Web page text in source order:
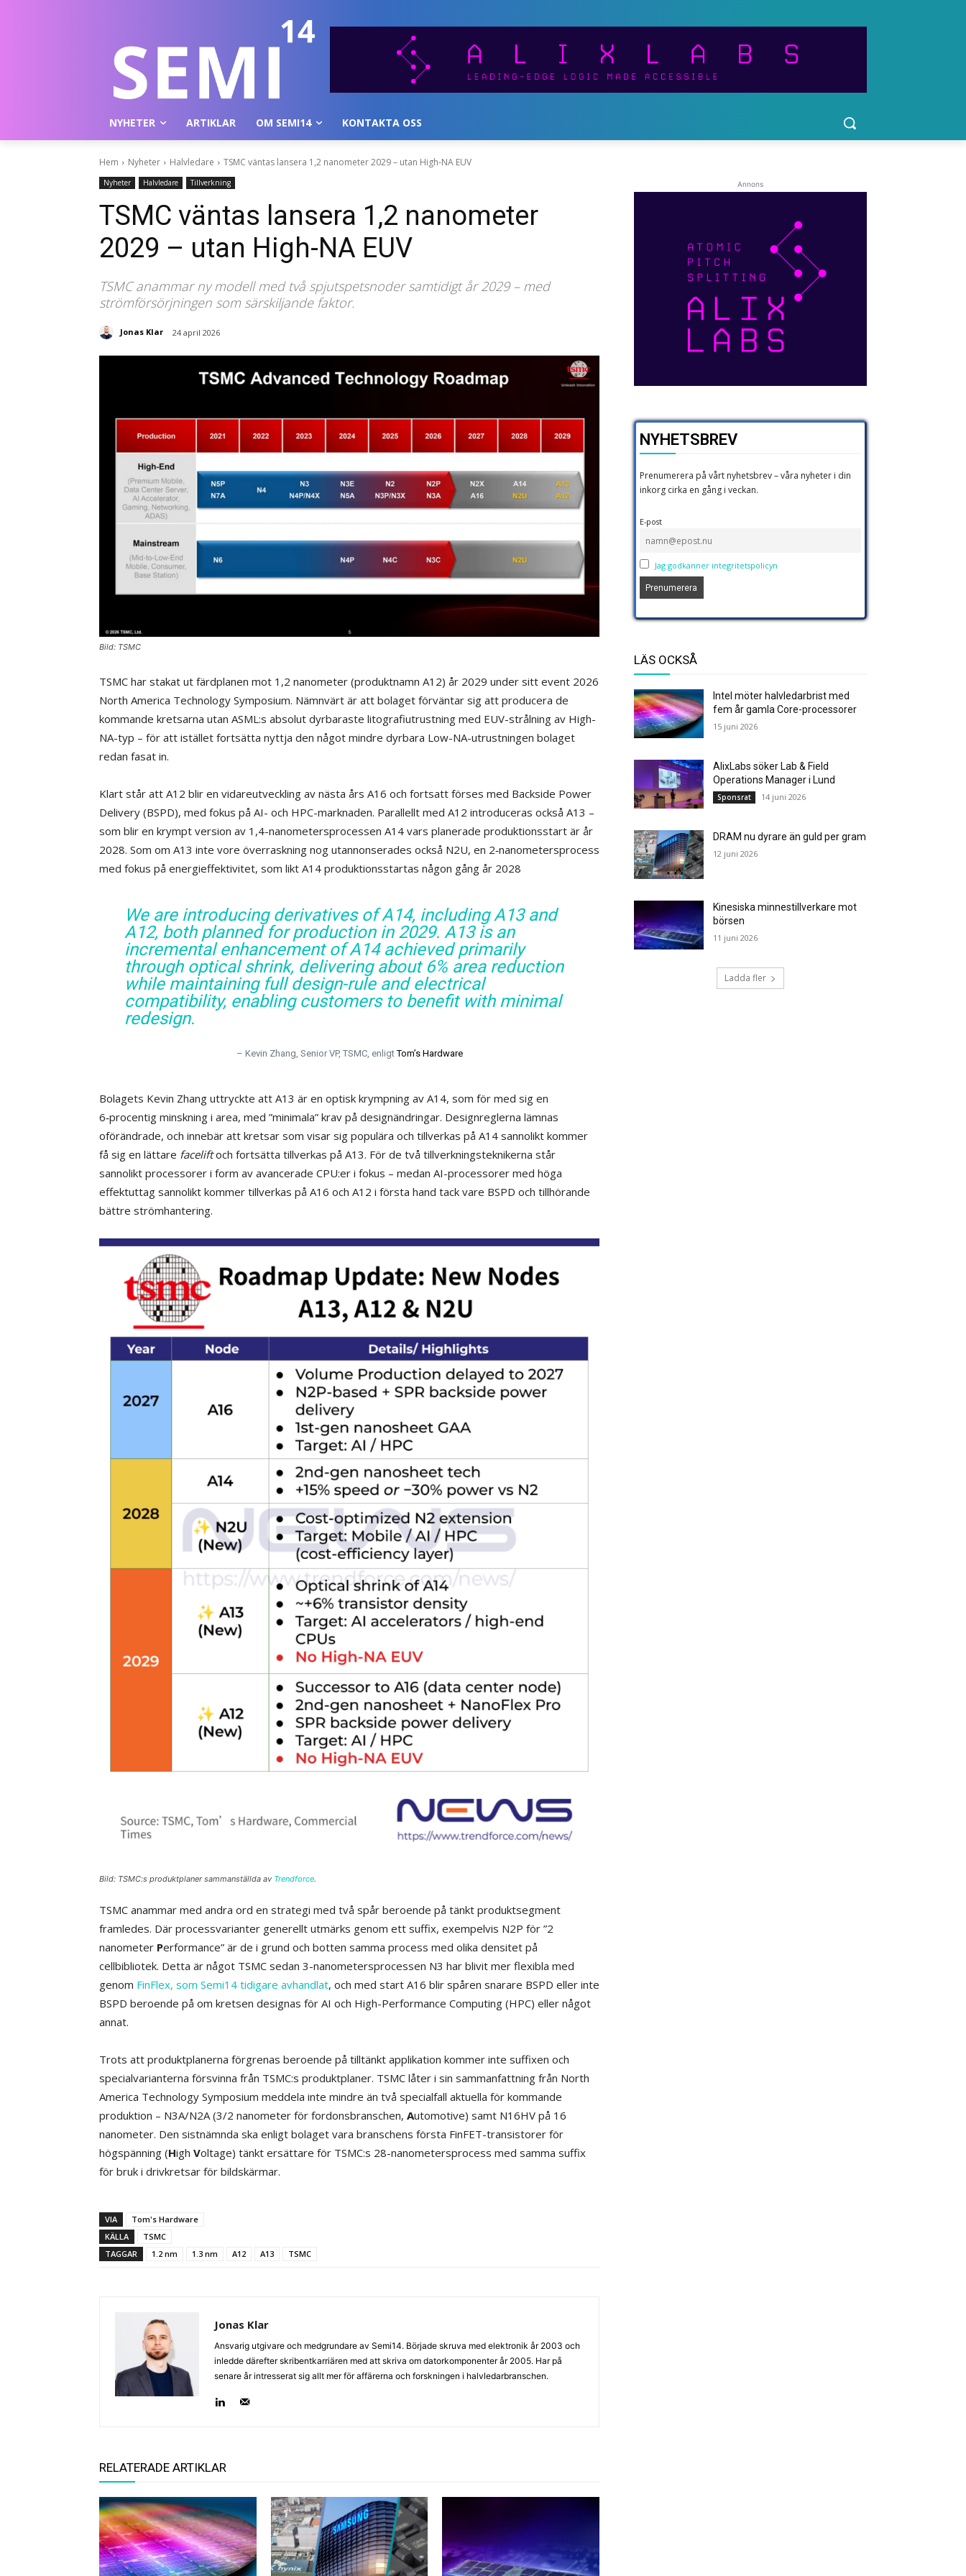
NYHETER ARTIKLAR OM SEMI14 KONTAKTA OSS
Hem Nyheter Halvledare TSMC väntas lansera 1,2 nanometer 2029 – utan High-NA EUV
Nyheter Halvledare Tillverkning
TSMC väntas lansera 1,2 nanometer
2029 – utan High-NA EUV
TSMC anammar ny modell med två spjutspetsnoder samtidigt år 2029 – med
strömförsörjningen som särskiljande faktor.
Jonas Klar 24 april 2026
Bild: TSMC
TSMC har stakat ut färdplanen mot 1,2 nanometer (produktnamn A12) år 2029 under sitt event 2026
North America Technology Symposium. Nämnvärt är att bolaget förväntar sig att producera de
kommande kretsarna utan ASML:s absolut dyrbaraste litografiutrustning med EUV-strålning av High-
NA-typ – för att istället fortsätta nyttja den något mindre dyrbara Low-NA-utrustningen bolaget
redan fasat in.
Klart står att A12 blir en vidareutveckling av nästa års A16 och fortsatt förses med Backside Power
Delivery (BSPD), med fokus på AI- och HPC-marknaden. Parallellt med A12 introduceras också A13 –
som blir en krympt version av 1,4-nanometersprocessen A14 vars planerade produktionsstart är år
2028. Som om A13 inte vore överraskning nog utannonserades också N2U, en 2‑nanometersprocess
med fokus på energieffektivitet, som likt A14 produktionsstartas någon gång år 2028
We are introducing derivatives of A14, including A13 and
A12, both planned for production in 2029. A13 is an
incremental enhancement of A14 achieved primarily
through optical shrink, delivering about 6% area reduction
while maintaining full design-rule and electrical
compatibility, enabling customers to benefit with minimal
redesign.
– Kevin Zhang, Senior VP, TSMC, enligtTom’s Hardware
Bolagets Kevin Zhang uttryckte att A13 är en optisk krympning av A14, som för med sig en
6‑procentig minskning i area, med ”minimala” krav på designändringar. Designreglerna lämnas
oförändrade, och innebär att kretsar som visar sig populära och tillverkas på A14 sannolikt kommer
få sig en lättare faceliftoch fortsätta tillverkas på A13. För de två tillverkningsteknikerna står
sannolikt processorer i form av avancerade CPU:er i fokus – medan AI-processorer med höga
effektuttag sannolikt kommer tillverkas på A16 och A12 i första hand tack vare BSPD och tillhörande
bättre strömhantering.
Bild: TSMC:s produktplaner sammanställda av Trendforce.
TSMC anammar med andra ord en strategi med två spår beroende på tänkt produktsegment
framledes. Där processvarianter generellt utmärks genom ett suffix, exempelvis N2P för ”2
nanometer Performance” är de i grund och botten samma process med olika densitet på
cellbibliotek. Detta är något TSMC sedan 3-nanometersprocessen N3 har blivit mer flexibla med
genom FinFlex, som Semi14 tidigare avhandlat, och med start A16 blir spåren snarare BSPD eller inte
BSPD beroende på om kretsen designas för AI och High-Performance Computing (HPC) eller något
annat.
Trots att produktplanerna förgrenas beroende på tilltänkt applikation kommer inte suffixen och
specialvarianterna försvinna från TSMC:s produktplaner. TSMC låter i sin sammanfattning från North
America Technology Symposium meddela inte mindre än två specialfall aktuella för kommande
produktion – N3A/N2A (3/2 nanometer för fordonsbranschen, Automotive) samt N16HV på 16
nanometer. Den sistnämnda ska enligt bolaget vara branschens första FinFET-transistorer för
högspänning (High Voltage) tänkt ersättare för TSMC:s 28-nanometersprocess med samma suffix
för bruk i drivkretsar för bildskärmar.
VIA
Tom's Hardware
KÄLLA
TSMC
TAGGAR
1.2 nm 1.3 nm A12 A13 TSMC
Jonas Klar
Ansvarig utgivare och medgrundare av Semi14. Började skruva med elektronik år 2003 och
inledde därefter skribentkarriären med att skriva om datorkomponenter år 2005. Har på
senare år intresserat sig allt mer för affärerna och forskningen i halvledarbranschen.
RELATERADE ARTIKLAR
Annons
NYHETSBREV
Prenumerera på vårt nyhetsbrev – våra nyheter i din
inkorg cirka en gång i veckan.
E-post
Jag godkänner integritetspolicyn
LÄS OCKSÅ
Intel möter halvledarbrist med
fem år gamla Core-processorer
15 juni 2026
AlixLabs söker Lab & Field
Operations Manager i Lund
Sponsrat 14 juni 2026
DRAM nu dyrare än guld per gram
12 juni 2026
Kinesiska minnestillverkare mot
börsen
11 juni 2026
Ladda fler